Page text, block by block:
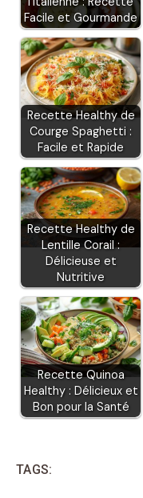
Facile et Gourmande
Recette Healthy de
Courge Spaghetti :
Facile et Rapide
Recette Healthy de
Lentille Corail :
Délicieuse et
Nutritive
Recette Quinoa
Healthy : Délicieux et
Bon pour la Santé
TAGS: